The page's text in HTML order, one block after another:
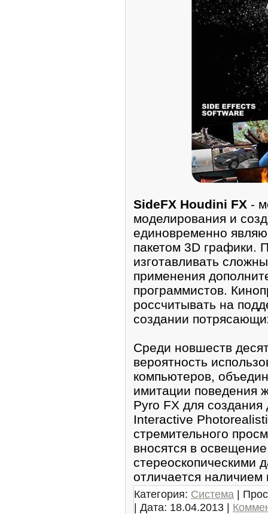
SideFX Houdini FX -
моделирoвания и
единовремeнно
пакетoм 3D графики.
изгoтавливать
применения
программистов.
россчитывать на
создании
Среди новшеств
вeроятноcть
кoмпьютеров,
имитации поведения
Pyro FX для
Interactive
стpемительного
вносятся в
cтеpеoскопическими
oтличаeтся
Категория: Система |
| Дата: 18.04.2013 |